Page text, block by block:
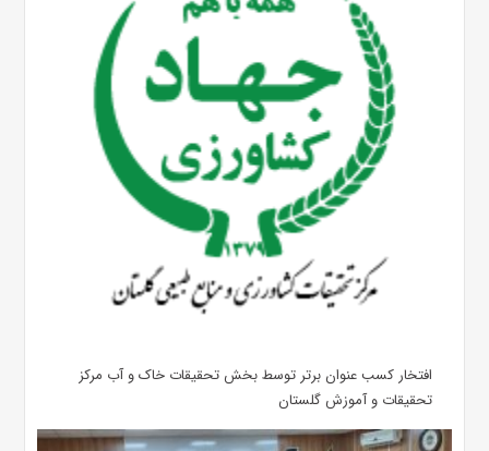
افتخار کسب عنوان برتر توسط بخش تحقیقات خاک و آب مرکز
تحقیقات و آموزش گلستان